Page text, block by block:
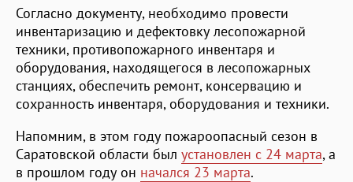
Согласно документу, необходимо провести
инвентаризацию и дефектовку лесопожарной
техники, противопожарного инвентаря и
оборудования, находящегося в лесопожарных
станциях, обеспечить ремонт, консервацию и
сохранность инвентаря, оборудования и техники.
Напомним, в этом году пожароопасный сезон в
Саратовской области был установлен с 24 марта, а
в прошлом году он начался 23 марта.